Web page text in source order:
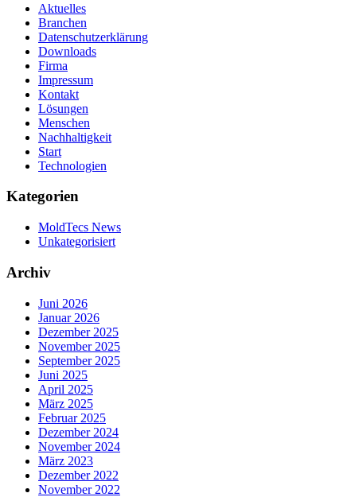
Aktuelles
Branchen
Datenschutzerklärung
Downloads
Firma
Impressum
Kontakt
Lösungen
Menschen
Nachhaltigkeit
Start
Technologien
Kategorien
MoldTecs News
Unkategorisiert
Archiv
Juni 2026
Januar 2026
Dezember 2025
November 2025
September 2025
Juni 2025
April 2025
März 2025
Februar 2025
Dezember 2024
November 2024
März 2023
Dezember 2022
November 2022